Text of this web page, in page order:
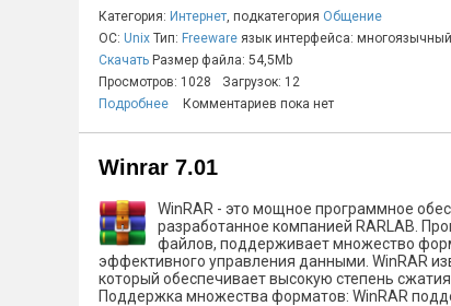
Категория: Интернет, подкатегория Общение
ОС: Unix Тип: Freeware язык интерфейса: многоязычный
Скачать Размер файла: 54,5Mb
Просмотров: 1028
Загрузок: 12
Подробнее
Комментариев пока нет
Winrar 7.01
WinRAR - это мощное программное
разработанное компанией RARLAB.
файлов, поддерживает множество
эффективного управления данными. WinRAR
который обеспечивает высокую степень
Поддержка множества форматов: WinRAR